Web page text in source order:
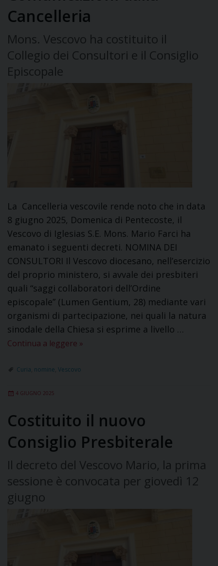
Cancelleria
Mons. Vescovo ha costituito il
Collegio dei Consultori e il Consiglio
Episcopale
La Cancelleria vescovile rende noto che in data
8 giugno 2025, Domenica di Pentecoste, il
Vescovo di Iglesias S.E. Mons. Mario Farci ha
emanato i seguenti decreti. NOMINA DEI
CONSULTORI Il Vescovo diocesano, nell’esercizio
del proprio ministero, si avvale dei presbiteri
quali “saggi collaboratori dell’Ordine
episcopale” (Lumen Gentium, 28) mediante vari
organismi di partecipazione, nei quali la natura
sinodale della Chiesa si esprime a livello …
Continua a leggere »
Curia nomine Vescovo
4 GIUGNO 2025
Costituito il nuovo
Consiglio Presbiterale
Il decreto del Vescovo Mario, la prima
sessione è convocata per giovedì 12
giugno